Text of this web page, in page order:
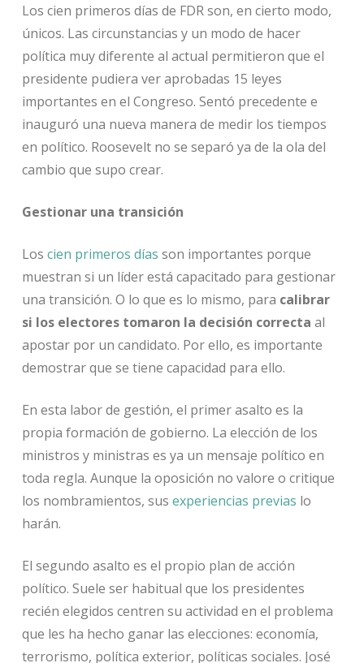
Los cien primeros días de FDR son, en cierto modo,
únicos. Las circunstancias y un modo de hacer
política muy diferente al actual permitieron que el
presidente pudiera ver aprobadas 15 leyes
importantes en el Congreso. Sentó precedente e
inauguró una nueva manera de medir los tiempos
en político. Roosevelt no se separó ya de la ola del
cambio que supo crear.
Gestionar una transición
Los cien primeros días son importantes porque
muestran si un líder está capacitado para gestionar
una transición. O lo que es lo mismo, para calibrar
si los electores tomaron la decisión correcta al
apostar por un candidato. Por ello, es importante
demostrar que se tiene capacidad para ello.
En esta labor de gestión, el primer asalto es la
propia formación de gobierno. La elección de los
ministros y ministras es ya un mensaje político en
toda regla. Aunque la oposición no valore o critique
los nombramientos, sus experiencias previas lo
harán.
El segundo asalto es el propio plan de acción
político. Suele ser habitual que los presidentes
recién elegidos centren su actividad en el problema
que les ha hecho ganar las elecciones: economía,
terrorismo, política exterior, políticas sociales. José